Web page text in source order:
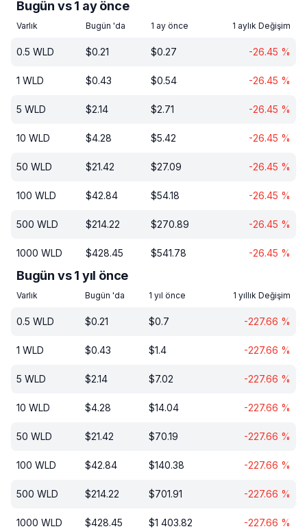
Bugün vs 1 ay önce
Varlık Bugün 'da 1 ay önce 1 aylık Değişim
0.5 WLD $0.21 $0.27 -26.45 %
1 WLD $0.43 $0.54 -26.45 %
5 WLD $2.14 $2.71 -26.45 %
10 WLD $4.28 $5.42 -26.45 %
50 WLD $21.42 $27.09 -26.45 %
100 WLD $42.84 $54.18 -26.45 %
500 WLD $214.22 $270.89 -26.45 %
1000 WLD $428.45 $541.78 -26.45 %
Bugün vs 1 yıl önce
Varlık Bugün 'da 1 yıl önce 1 yıllık Değişim
0.5 WLD $0.21 $0.7 -227.66 %
1 WLD $0.43 $1.4 -227.66 %
5 WLD $2.14 $7.02 -227.66 %
10 WLD $4.28 $14.04 -227.66 %
50 WLD $21.42 $70.19 -227.66 %
100 WLD $42.84 $140.38 -227.66 %
500 WLD $214.22 $701.91 -227.66 %
1000 WLD $428.45 $1 403.82 -227.66 %